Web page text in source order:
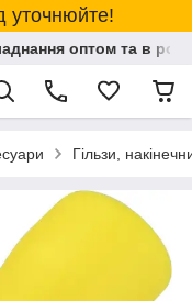
уточнюйте!
оптом та в
Гільзи,